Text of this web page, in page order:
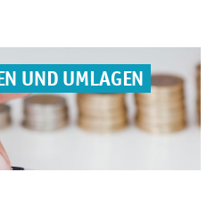
UND UMLAGEN